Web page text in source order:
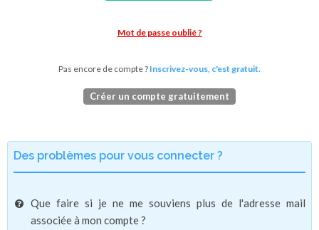
Mot de passe oublié ?
Pas encore de compte ? Inscrivez-vous, c'est gratuit.
Créer un compte gratuitement
Des problèmes pour vous connecter ?
Que faire si je ne me souviens plus de l'adresse mail
associée à mon compte ?